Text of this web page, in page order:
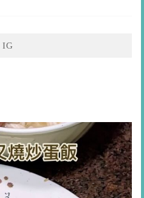
IG